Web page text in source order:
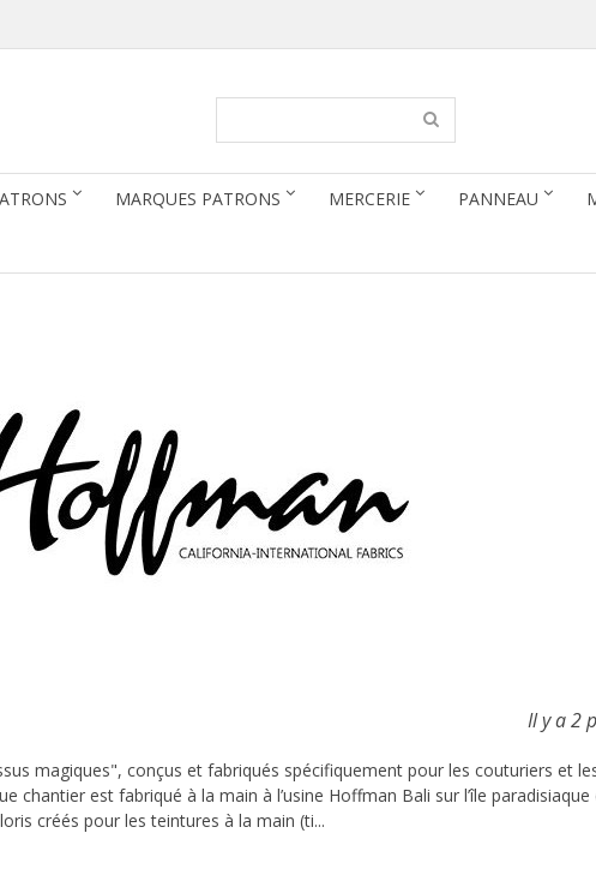
MARQUES PATRONS MERCERIE PANNEAU
Il y a 2
magiques", conçus et fabriqués spécifiquement pour les couturiers et
chantier est fabriqué à la main à l’usine Hoffman Bali sur l’île paradisiaque
créés pour les teintures à la main (ti...